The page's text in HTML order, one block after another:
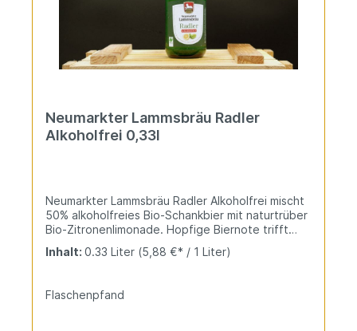
Neumarkter Lammsbräu Radler
Alkoholfrei 0,33l
Neumarkter Lammsbräu Radler Alkoholfrei mischt
50% alkoholfreies Bio-Schankbier mit naturtrüber
Bio-Zitronenlimonade. Hopfige Biernote trifft
Erfrischung. Naturtrüb und vegan als bio-Qualität.
Inhalt: 0.33 Liter (5,88 €* / 1 Liter)
Flaschenpfand